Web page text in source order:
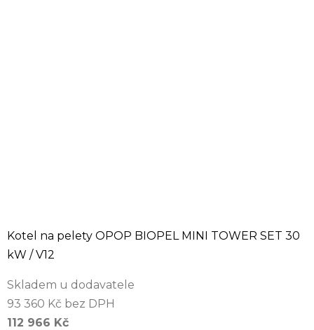
Kotel na pelety OPOP BIOPEL MINI TOWER SET 30
kW / V12
Skladem u dodavatele
93 360 Kč bez DPH
112 966 Kč